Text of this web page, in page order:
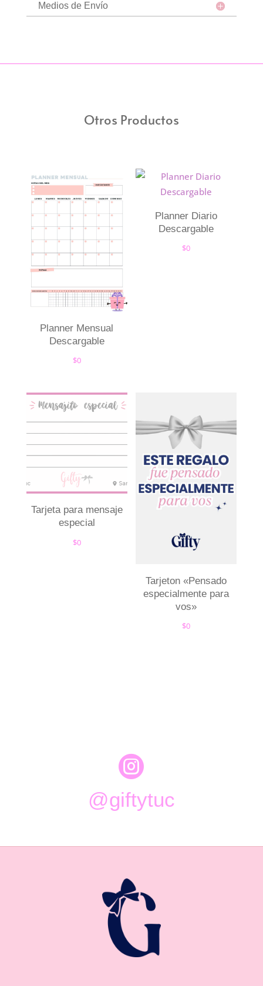
Medios de Envío
Otros Productos
Planner Mensual
Descargable
$0
Planner Diario
Descargable
$0
Tarjeta para mensaje
especial
$0
Tarjeton «Pensado
especialmente para
vos»
$0

@giftytuc